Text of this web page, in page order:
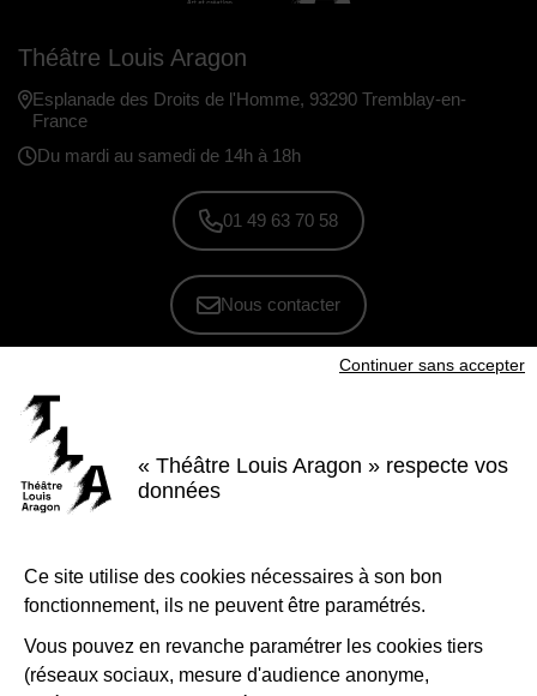
« Théâtre Louis Aragon » respecte vos
données
Ce site utilise des cookies nécessaires à son bon
fonctionnement, ils ne peuvent être paramétrés.
Vous pouvez en revanche paramétrer les cookies tiers
(réseaux sociaux, mesure d'audience anonyme,
Continuer sans accepter
Théâtre Louis Aragon
Esplanade des Droits de l'Homme, 93290 Tremblay-en-
France
Du mardi au samedi de 14h à 18h
01 49 63 70 58
Nous contacter
Facebook
Instagram
YoutubeLinkedIn
Le Théâtre Louis Aragon, scène conventionnée d'intérêt national Art et
création - danse, est soutenu par la Ville de Tremblay-en-France, le
Département de la Seine-Saint-Denis, la Région Île-de-France et le
de-France.